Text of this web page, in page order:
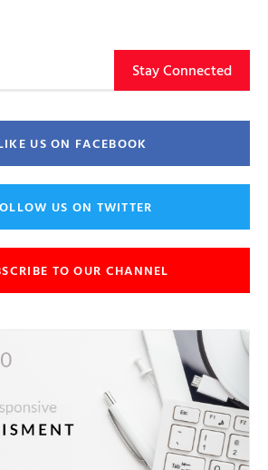
Stay Connected
US ON FACEBOOK
US ON TWITTER
TO OUR CHANNEL